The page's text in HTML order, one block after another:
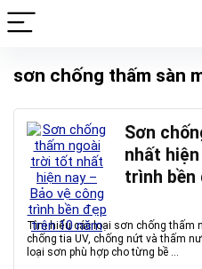
sơn chống thấm sàn
Sơn
nhất
trình bền
Tìm hiểu các loại sơn chống thấm
chống tia UV, chống nứt và thấm
loại sơn phù hợp cho từng bề ...